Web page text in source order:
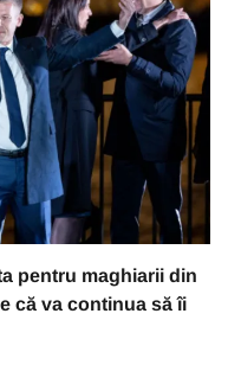
pentru maghiarii din
că va continua să îi